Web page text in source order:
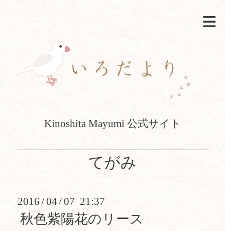
Kinoshita Mayumi 公式サイト
てがみ
2016 / 04 / 07 21:37
秋色紫陽花のリース